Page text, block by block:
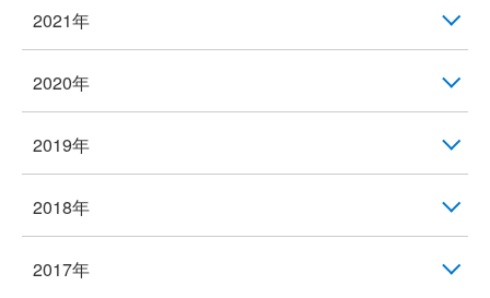
2021年
2020年
2019年
2018年
2017年